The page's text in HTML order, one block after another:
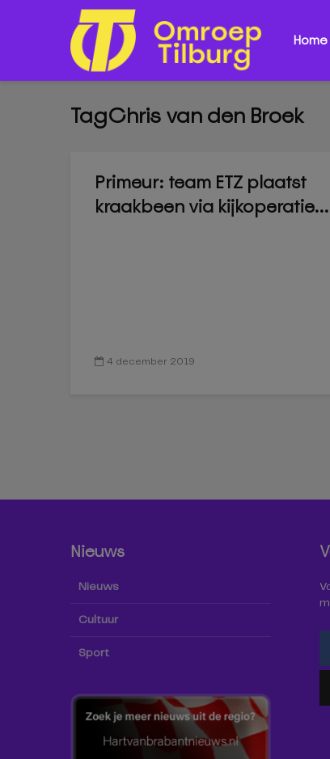
Home
TagChris van den Broek
Primeur: team ETZ plaatst
kraakbeen via kijkoperatie...
4 december 2019
Nieuws
Nieuws
Cultuur
Sport